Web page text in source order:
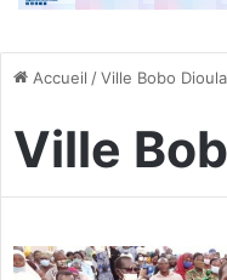
Accueil /Ville Bobo
Ville